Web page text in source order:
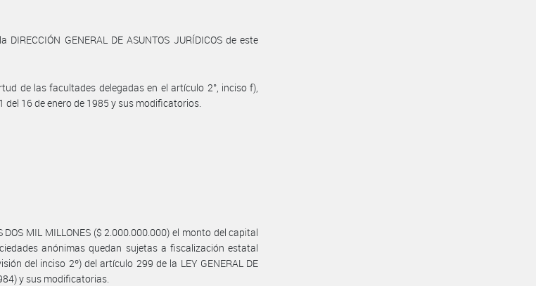
GENERAL DE ASUNTOS JURÍDICOS de este
de las facultades delegadas en el artículo 2°, inciso f),
del 16 de enero de 1985 y sus modificatorios.
DOS MIL MILLONES ($ 2.000.000.000) el monto del capital
anónimas quedan sujetas a fiscalización estatal
del inciso 2º) del artículo 299 de la LEY GENERAL DE
y sus modificatorias.